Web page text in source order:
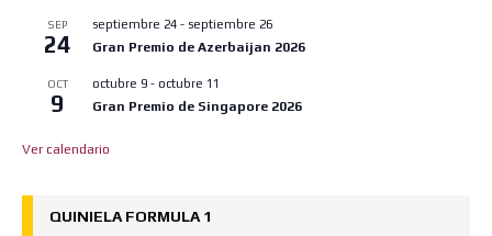
SEP
24
septiembre 24 - septiembre 26
Gran Premio de Azerbaijan 2026
OCT
9
octubre 9 - octubre 11
Gran Premio de Singapore 2026
Ver calendario
QUINIELA FORMULA 1